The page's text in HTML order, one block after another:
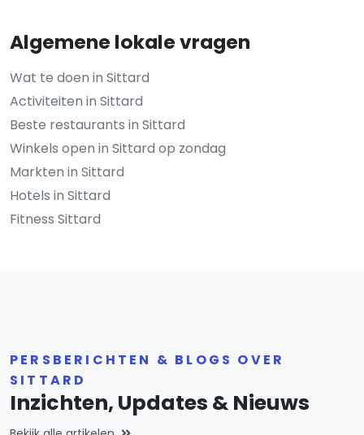
Algemene lokale vragen
Wat te doen in Sittard
Activiteiten in Sittard
Beste restaurants in Sittard
Winkels open in Sittard op zondag
Markten in Sittard
Hotels in Sittard
Fitness Sittard
PERSBERICHTEN & BLOGS OVER
SITTARD
Inzichten, Updates & Nieuws